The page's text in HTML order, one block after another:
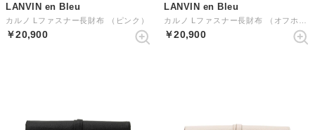
LANVIN en Bleu
カルノ Lファスナー長財布 （ピンク）
￥20,900
LANVIN en Bleu
￥20,900